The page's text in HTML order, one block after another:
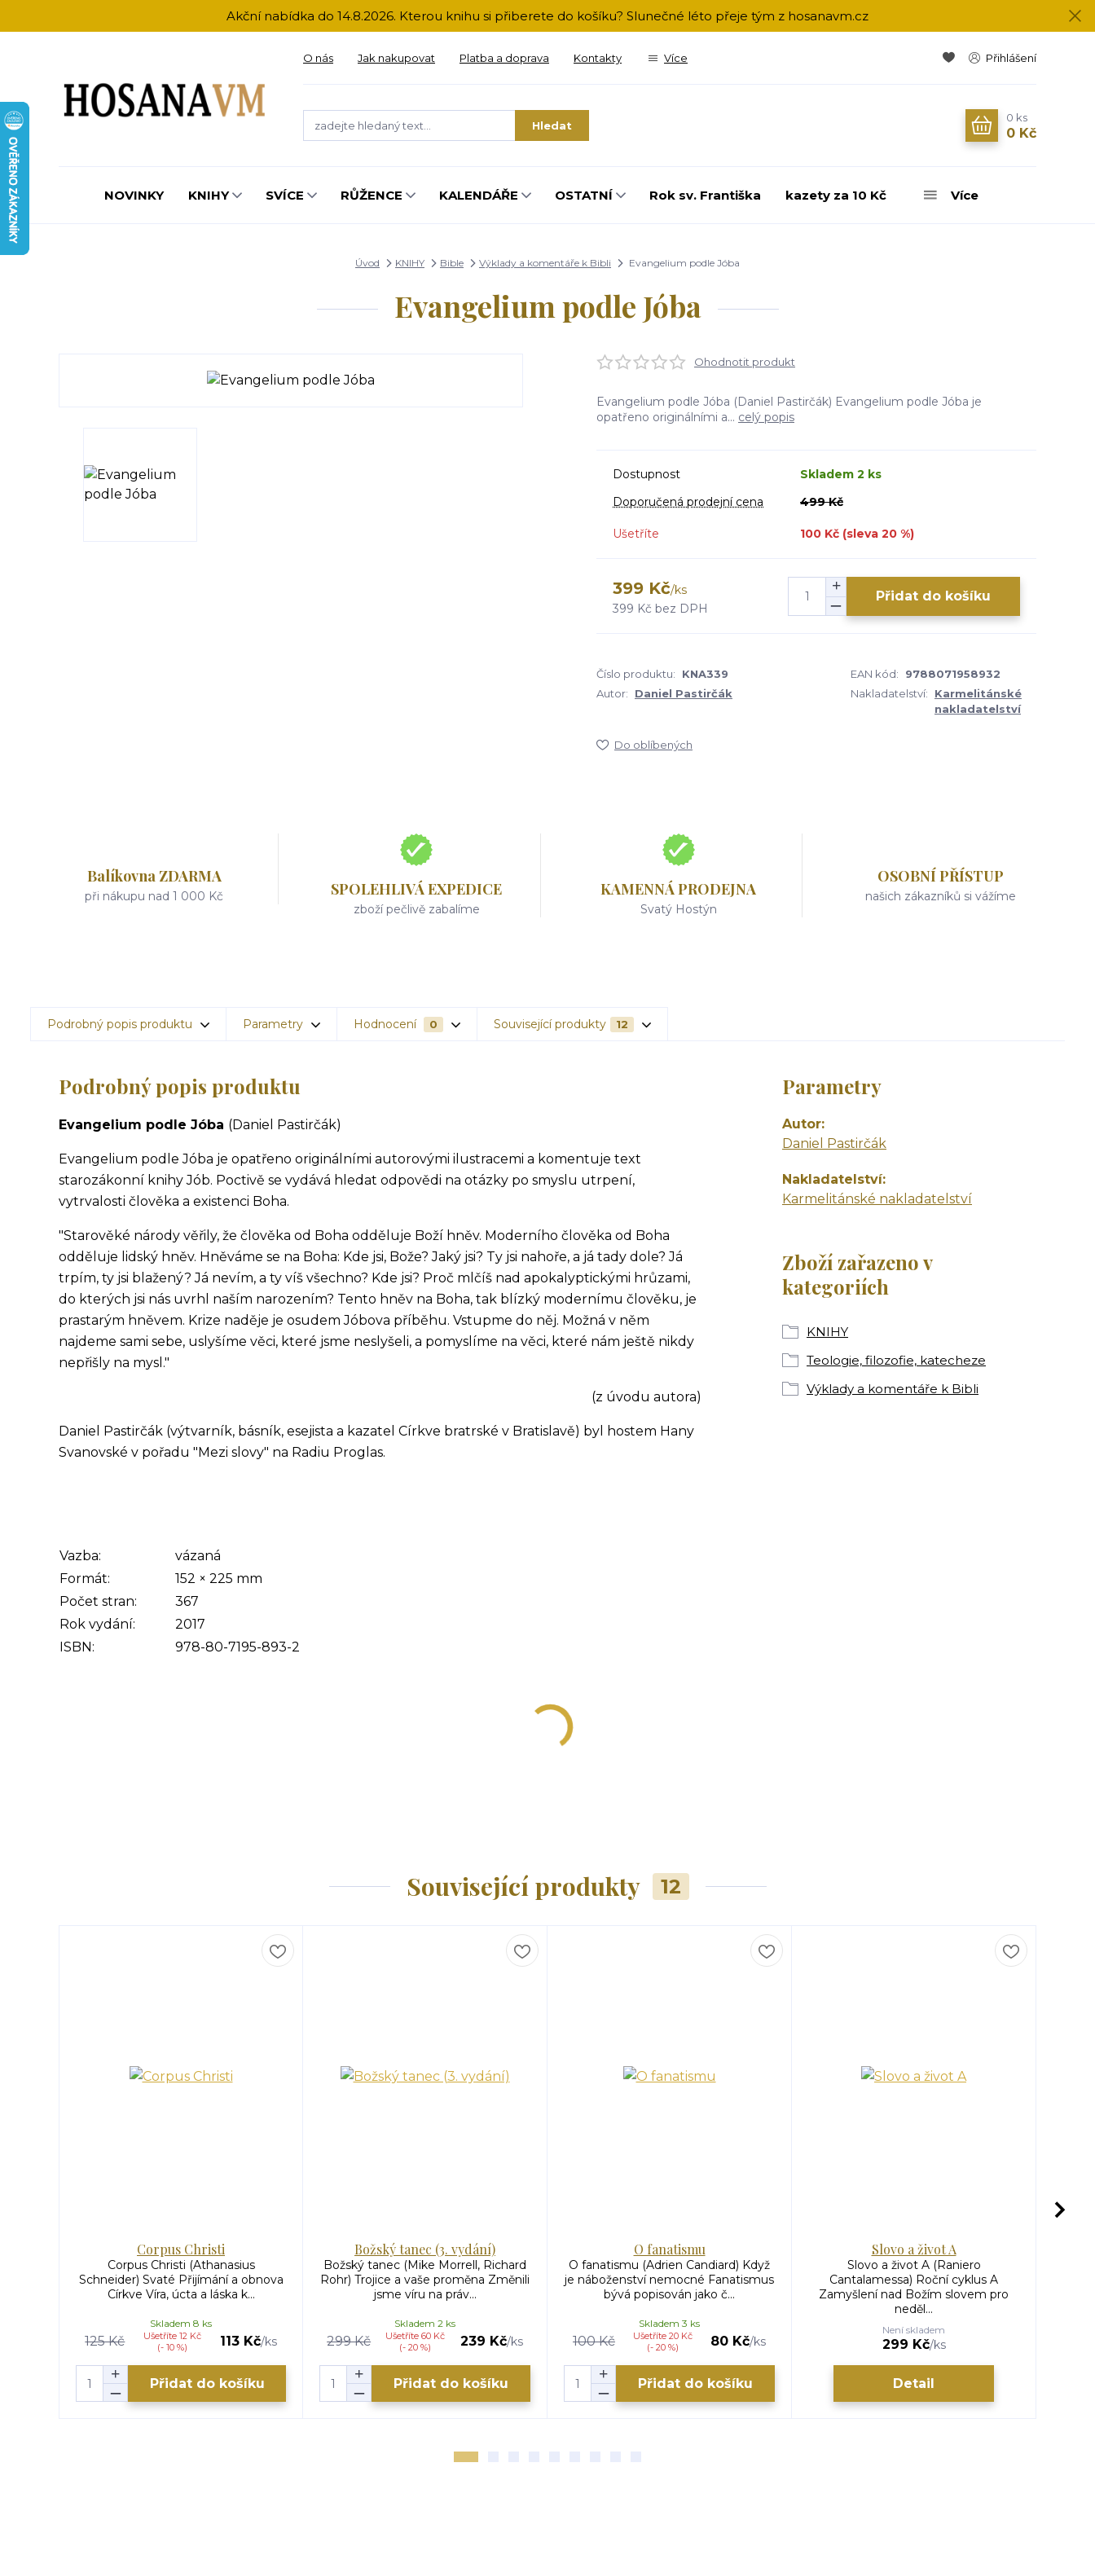
Akční nabídka do 14.8.2026. Kterou knihu si přiberete do košíku? Slunečné léto přeje tým z hosanavm.cz
O nás Jak nakupovat Platba a doprava Kontakty Více Přihlášení
Hledat
0 ks
0 Kč
NOVINKY KNIHY SVÍCE RŮŽENCE KALENDÁŘE OSTATNÍ Rok sv. Františka kazety za 10 Kč Více
Úvod KNIHY Bible Výklady a komentáře k Bibli Evangelium podle Jóba
Evangelium podle Jóba
Ohodnotit produkt
Evangelium podle Jóba (Daniel Pastirčák) Evangelium podle Jóba je
opatřeno originálními a... celý popis
Dostupnost
Skladem 2 ks
Doporučená prodejní cena
499 Kč
Ušetříte 100 Kč (sleva 20 %)
399 Kč/ks
399 Kč bez DPH
Přidat do košíku
Číslo produktu: KNA339 EAN kód:
9788071958932
Autor:
Daniel Pastirčák Nakladatelství:
Karmelitánské
nakladatelství
Do oblíbených
Balíkovna ZDARMA
při nákupu nad 1 000 Kč SPOLEHLIVÁ EXPEDICE
zboží pečlivě zabalíme
KAMENNÁ PRODEJNA
Svatý Hostýn
OSOBNÍ PŘÍSTUP
našich zákazníků si vážíme
Podrobný popis produktu Parametry Hodnocení 0 Související produkty 12
Podrobný popis produktu
Evangelium podle Jóba (Daniel Pastirčák)
Evangelium podle Jóba je opatřeno originálními autorovými ilustracemi a komentuje text
starozákonní knihy Jób. Poctivě se vydává hledat odpovědi na otázky po smyslu utrpení,
vytrvalosti člověka a existenci Boha.
"Starověké národy věřily, že člověka od Boha odděluje Boží hněv. Moderního člověka od Boha
odděluje lidský hněv. Hněváme se na Boha: Kde jsi, Bože? Jaký jsi? Ty jsi nahoře, a já tady dole? Já
trpím, ty jsi blažený? Já nevím, a ty víš všechno? Kde jsi? Proč mlčíš nad apokalyptickými hrůzami,
do kterých jsi nás uvrhl naším narozením? Tento hněv na Boha, tak blízký modernímu člověku, je
prastarým hněvem. Krize naděje je osudem Jóbova příběhu. Vstupme do něj. Možná v něm
najdeme sami sebe, uslyšíme věci, které jsme neslyšeli, a pomyslíme na věci, které nám ještě nikdy
nepřišly na mysl."
(z úvodu autora)
Daniel Pastirčák (výtvarník, básník, esejista a kazatel Církve bratrské v Bratislavě) byl hostem Hany
Svanovské v pořadu "Mezi slovy" na Radiu Proglas.
Vazba:
vázaná
Formát:
152 × 225 mm
Počet stran:
367
Rok vydání:
2017
ISBN:
978-80-7195-893-2
Parametry
Autor
Daniel Pastirčák
Nakladatelství
Karmelitánské nakladatelství
Zboží zařazeno v
kategoriích
KNIHY
Teologie, filozofie, katecheze
Výklady a komentáře k Bibli
Související produkty 12
Corpus Christi
Corpus Christi (Athanasius
Schneider) Svaté Přijímání a obnova
Církve Víra, úcta a láska k...
125 Kč
Ušetříte 12 Kč
(- 10 %)
113 Kč/ks
Skladem 8 ks
Přidat do košíku
Božský tanec (3. vydání)
Božský tanec (Mike Morrell, Richard
Rohr) Trojice a vaše proměna Změnili
jsme víru na práv...
299 Kč
Ušetříte 60 Kč
(- 20 %)
239 Kč/ks
Skladem 2 ks
Přidat do košíku
O fanatismu
O fanatismu (Adrien Candiard) Když
je náboženství nemocné Fanatismus
bývá popisován jako č...
100 Kč
Ušetříte 20 Kč
(- 20 %)
80 Kč/ks
Skladem 3 ks
Přidat do košíku
Slovo a život A
Slovo a život A (Raniero
Cantalamessa) Roční cyklus A
Zamyšlení nad Božím slovem pro
neděl...
299 Kč/ks
Není skladem
Detail